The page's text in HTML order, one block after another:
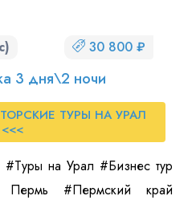
30 800 ₽
3 дня\2 ночи
ТУРЫ НА УРАЛ
<<<
на Урал #Бизнес тур
#Пермский край